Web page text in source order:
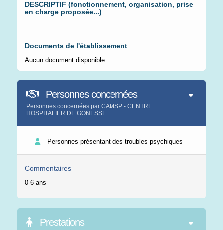
DESCRIPTIF (fonctionnement, organisation, prise
en charge proposée...)
Documents de l'établissement
Aucun document disponible
Personnes concernées
Personnes concernées par CAMSP - CENTRE
HOSPITALIER DE GONESSE
Personnes présentant des troubles psychiques
Commentaires
0-6 ans
Prestations